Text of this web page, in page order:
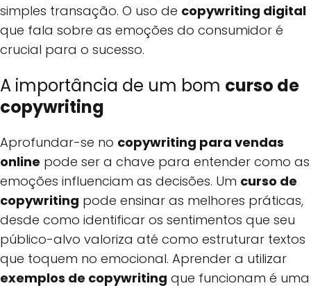
simples transação. O uso de copywriting digital
que fala sobre as emoções do consumidor é
crucial para o sucesso.
A importância de um bom curso de
copywriting
Aprofundar-se no copywriting para vendas
online pode ser a chave para entender como as
emoções influenciam as decisões. Um curso de
copywriting pode ensinar as melhores práticas,
desde como identificar os sentimentos que seu
público-alvo valoriza até como estruturar textos
que toquem no emocional. Aprender a utilizar
exemplos de copywriting que funcionam é uma